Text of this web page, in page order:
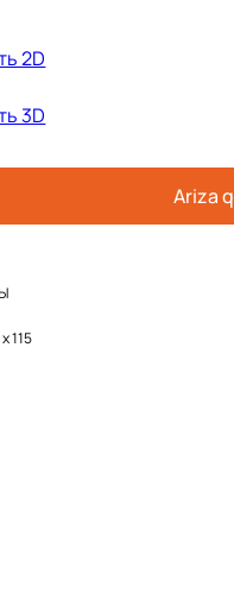
2D
3D
Ariza
115